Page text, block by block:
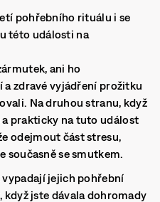
pohřebního rituálu i se
této události na
ani ho
a zdravé vyjádření prožitku
Na druhou stranu, když
prakticky na tuto událost
odejmout část stresu,
současně se smutkem.
vypadají jejich pohřební
jste dávala dohromady